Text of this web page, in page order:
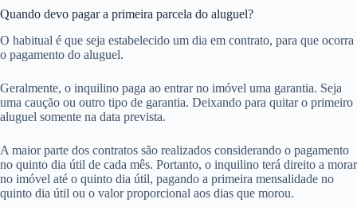
Quando devo pagar a primeira parcela do aluguel?
O habitual é que seja estabelecido um dia em contrato, para que ocorra
o pagamento do aluguel.
Geralmente, o inquilino paga ao entrar no imóvel uma garantia. Seja
uma caução ou outro tipo de garantia. Deixando para quitar o primeiro
aluguel somente na data prevista.
A maior parte dos contratos são realizados considerando o pagamento
no quinto dia útil de cada mês. Portanto, o inquilino terá direito a morar
no imóvel até o quinto dia útil, pagando a primeira mensalidade no
quinto dia útil ou o valor proporcional aos dias que morou.